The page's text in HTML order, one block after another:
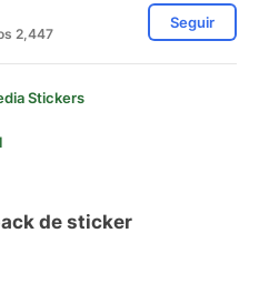
2,447
Seguir
Stickers
de sticker